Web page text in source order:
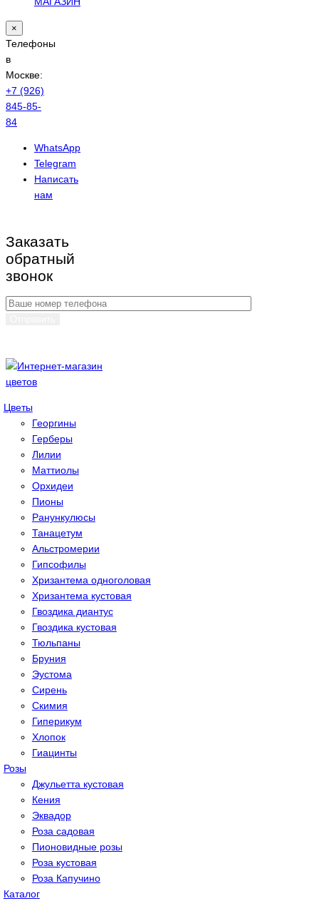
×
Телефоны
в
Москве:
+7 (926)
845-85-
84
WhatsApp
Telegram
Написать
нам
Заказать
обратный
звонок
Цветы
Георгины
Герберы
Лилии
Маттиолы
Орхидеи
Пионы
Ранункулюсы
Танацетум
Альстромерии
Гипсoфилы
Хризантема одноголовая
Хризантема кустовая
Гвоздика диантус
Гвоздика кустовая
Тюльпаны
Бруния
Эустома
Сирень
Скимия
Гиперикум
Хлопок
Гиацинты
Розы
Джульетта кустовая
Кения
Эквадор
Роза садовая
Пионовидные розы
Роза кустовая
Роза Капучино
Каталог